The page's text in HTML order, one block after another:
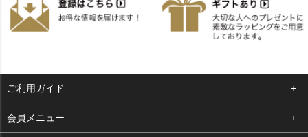
ご利用ガイド
よくある質問
会員メニュー